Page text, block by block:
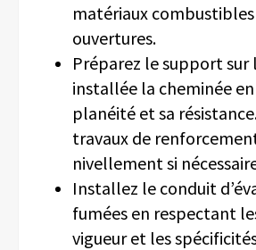
matériaux
ouvertures.
Préparez le support sur
installée la cheminée
planéité et sa
travaux de
nivellement si
Installez le conduit
fumées en respectant
vigueur et les